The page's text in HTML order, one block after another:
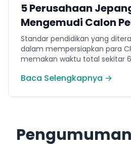
5 Perusahaan
Mengemudi Calon
Jembrana
Standar pendidikan yang
dalam mempersiapkan para
memakan waktu total sekitar
menguasai sejumlah
(internal Fuji Academy).
Jepang.
Baca Selengkapnya →
Pengumuman